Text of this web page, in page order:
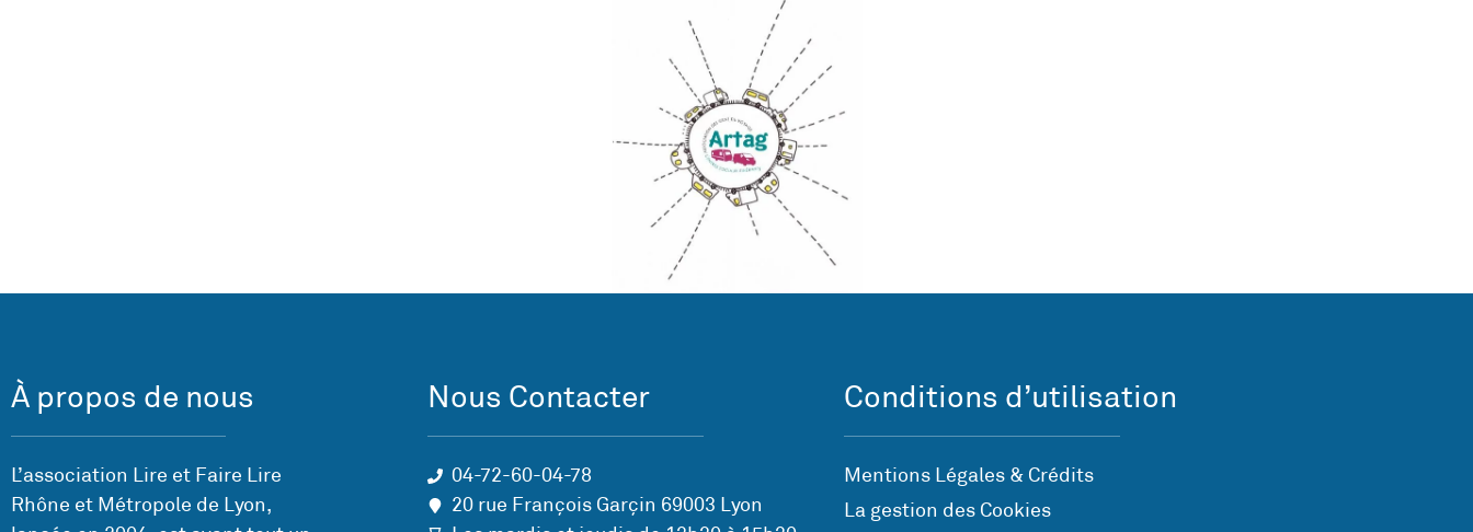
À propos de nous
L’association Lire et Faire Lire
Rhône et Métropole de Lyon,
Nous Contacter
04-72-60-04-78
20 rue François Garçin 69003 Lyon
Conditions d’utilisation
Mentions Légales & Crédits
La gestion des Cookies